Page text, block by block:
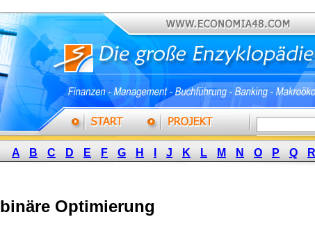
A B C D E F G H J K L M N O P Q R
binäre Optimierung